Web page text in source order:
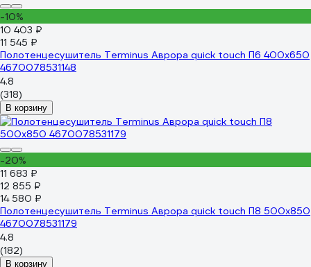
-10%
10 403 ₽
11 545 ₽
Полотенцесушитель Terminus Аврора quick touch П6 400x650
4670078531148
4.8
(318)
В корзину
-20%
11 683 ₽
12 855 ₽
14 580 ₽
Полотенцесушитель Terminus Аврора quick touch П8 500x850
4670078531179
4.8
(182)
В корзину